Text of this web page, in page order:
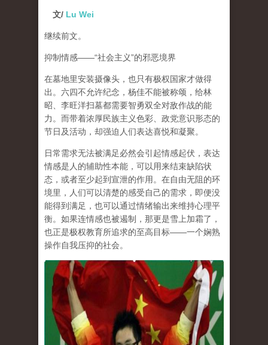
文/ Lu Wei
继续前文。
抑制情感——“社会主义”的邪恶境界
在墓地里安装摄像头，也只有极权国家才做得
出。六四不允许纪念，杨佳不能被称颂，给林
昭、李旺洋扫墓都需要智勇双全对敌作战的能
力。而带着浓厚民族主义色彩、政党意识形态的
节日及活动，却强迫人们表达喜悦和凝聚。
日常需求无法被满足必然会引起情感起伏， 表达
情感是人的辅助性本能，可以用来结束缺陷状
态，或者至少起到宣泄的作用 。在自由无阻的环
境里，人们可以清楚的感受自己的需求，即便没
能得到满足，也可以通过情绪输出来维持心理平
衡。如果连情感也被遏制，那更是雪上加霜了，
也正是极权教育所追求的至高目标——一个娴熟
操作自我压抑的社会。